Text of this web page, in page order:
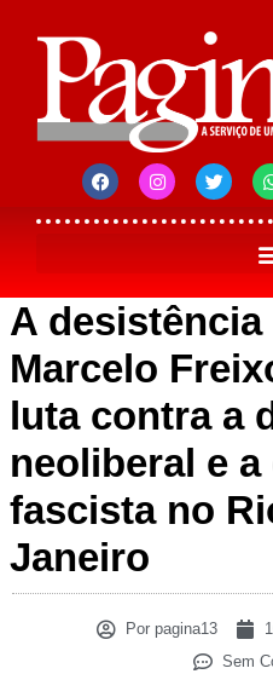
A desistência
Marcelo
luta contra a
neoliberal e
fascista no
Janeiro
Porpagina13
Sem